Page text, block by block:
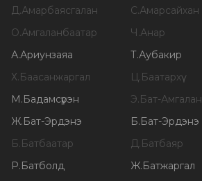
Д.Амарбаясгалан С.Амарсайхан
О.Амгаланбаатар Ч.Анар
А.Ариунзаяа Т.Аубакир
Х.Баасанжаргал Ц.Баатархүү
М.Бадамсүрэн Э.Бат-Амгалан
Ж.Бат-Эрдэнэ Б.Бат-Эрдэнэ
Б.Батбаатар Д.Батбаяр
Р.Батболд Ж.Батжаргал